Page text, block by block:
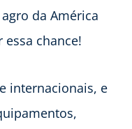
da América
essa chance!
internacionais, e